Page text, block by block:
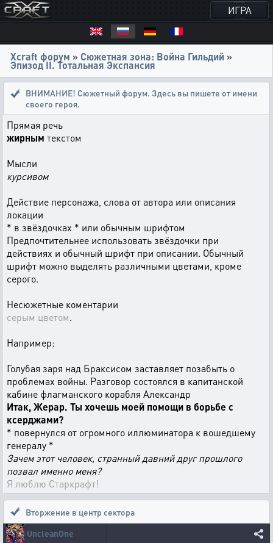
ИГРА
Xcraft форум » Сюжетная зона: Война Гильдий »
Эпизод II. Тотальная Экспансия
ВНИМАНИЕ! Сюжетный форум. Здесь вы пишете от имени
своего героя.
Прямая речь
жирным текстом
Мысли
курсивом
Действие персонажа, слова от автора или описания
локации
* в звёздочках * или обычным шрифтом
Предпочтительнее использовать звёздочки при
действиях и обычный шрифт при описании. Обычный
шрифт можно выделять различными цветами, кроме
серого.
Несюжетные коментарии
серым цветом.
Например:
Голубая заря над Браксисом заставляет позабыть о
проблемах войны. Разговор состоялся в капитанской
кабине флагманского корабля Александр
Итак, Жерар. Ты хочешь моей помощи в борьбе с
ксерджами?
* повернулся от огромного иллюминатора к вошедшему
генералу *
Зачем этот человек, странный давний друг прошлого
позвал именно меня?
Я люблю Старкрафт!
Вторжение в центр сектора
UncleanOne